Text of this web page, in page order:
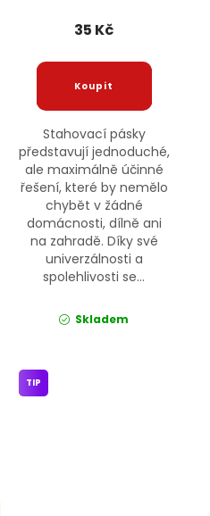
35 Kč
Stahovací pásky
představují jednoduché,
ale maximálně účinné
řešení, které by nemělo
chybět v žádné
domácnosti, dílně ani
na zahradě. Díky své
univerzálnosti a
spolehlivosti se...
Skladem
TIP